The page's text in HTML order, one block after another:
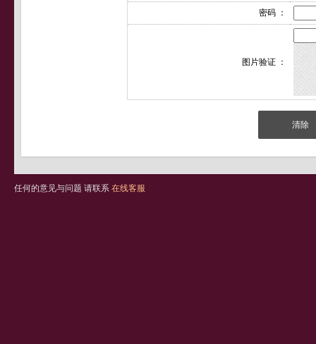
密码 ：
图片验证 ：
任何的意见与问题 请联系 在线客服